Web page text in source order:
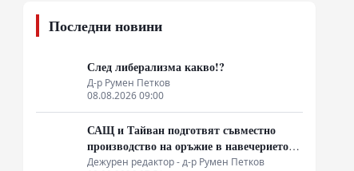
Последни новини
След либерализма какво!?
Д-р Румен Петков
08.08.2026 09:00
САЩ и Тайван подготвят съвместно
производство на оръжие в навечерието
на срещата на върха АТИС
Дежурен редактор - д-р Румен Петков